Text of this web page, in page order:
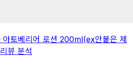
토베리어 로션 200ml(ex안붙은 제
뷰 분석